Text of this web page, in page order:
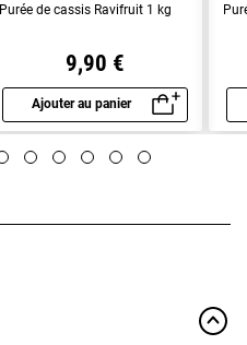
Purée de cassis Ravifruit 1 kg
9,90 €
Ajouter au panier
Aperçu rapide